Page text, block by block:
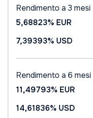
Rendimento a 3 mesi
5,68823% EUR
7,39393% USD
Rendimento a 6 mesi
11,49793% EUR
14,61836% USD